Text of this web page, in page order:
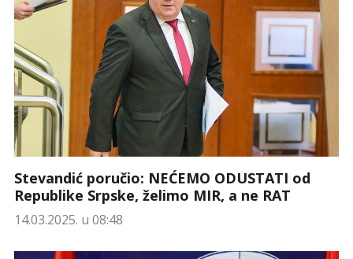
Stevandić poručio: NEĆEMO ODUSTATI od
Republike Srpske, želimo MIR, a ne RAT
14.03.2025. u 08:48